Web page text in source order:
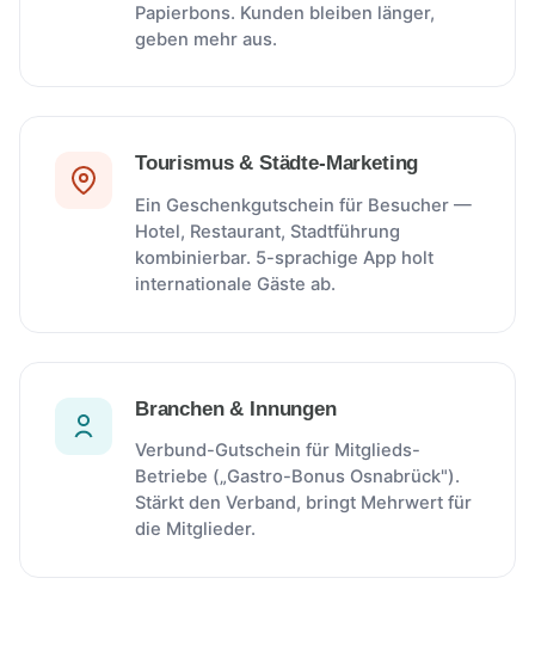
Papierbons. Kunden bleiben länger,
geben mehr aus.
Tourismus & Städte-Marketing
Ein Geschenkgutschein für Besucher —
Hotel, Restaurant, Stadtführung
kombinierbar. 5-sprachige App holt
internationale Gäste ab.
Branchen & Innungen
Verbund-Gutschein für Mitglieds-
Betriebe („Gastro-Bonus Osnabrück").
Stärkt den Verband, bringt Mehrwert für
die Mitglieder.